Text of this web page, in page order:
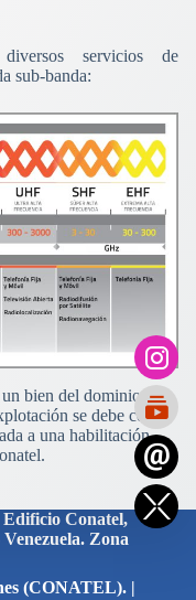
servicios de
sub-banda:
bien del dominio
se debe contar
a una habilitación
Conatel,
Zona
(CONATEL). |